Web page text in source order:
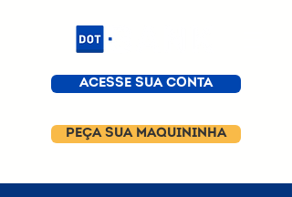
ACESSE SUA CONTA
PEÇA SUA MAQUININHA